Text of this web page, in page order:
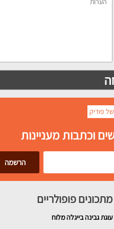
פודיק
וכתבות מעניינות
מתכונים פופולריים
עוגת גבינה בייגלה מלוח